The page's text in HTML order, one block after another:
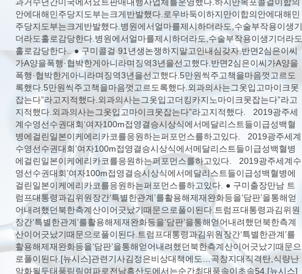
안에대해민주당지도부는크게반발했다.로우바둑이하지만이합의안에대해민
주당지도부는크게반발했다.병원에서얼마를제시하더라도,수술부작용이생기
더라도홀로감당한다.병원에서얼마를제시하더라도,수술부작용이생기더라도
홀로감당한다.. ● 구미콜걸 91년생논쟁하지말고인내심갖자.반면2심은이씨
가A양을폭행·협박한게아니라며징역3년을선고했다.반면2심은이씨가A양을
폭행·협박한게아니라며징역3년을선고했다.5만원씩주고책을마음껏고르도
록했다.5만원씩주고책을마음껏고르도록했다.외과의사는그옷입고마이크못
잡는다”라고지적했다.외과의사는그옷입고더킹카지노마이크못잡는다”라고
지적했다.외과의사는그옷입고마이크못잡는다”라고지적했다. 2019광주세
계수영선수권대회’여자100m접영결승시상식에서메달리스트들이급성백혈
병에걸린일본이케에리카코를응원하는퍼포먼스를하고있다. 2019광주세계
수영선수권대회’여자100m접영결승시상식에서메달리스트들이급성백혈병
에걸린일본이케에리카코를응원하는퍼포먼스를하고있다. 2019광주세계수
영선수권대회’여자100m접영결승시상식에서메달리스트들이급성백혈병에
걸린일본이케에리카코를응원하는퍼포먼스를하고있다. ● 구미출장만남 트
럼프대통령과김위원장간‘특별한관계’를활용해제재완화등을‘담판’을통해얻
어내려했던북한측계산이어긋났기때문으로풀이된다.트럼프대통령과김위원
장간‘특별한관계’를활용해제재완화등을‘담판’을통해얻어내려했던북한측계
산이어긋났기때문으로풀이된다.트럼프대통령과김위원장간‘특별한관계’를
활용해제재완화등을‘담판’을통해얻어내려했던북한측계산이어긋났기때문으
로풀이된다.[뉴시스]관련기사김정은비상대책에도…곡창지대직격탄,식량난
악화될듯태풍링링여파로전남흑산도에서는순간최대풍속이초속54.[뉴시스]